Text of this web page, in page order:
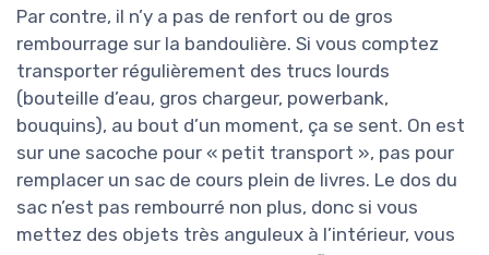
Par contre, il n’y a pas de renfort ou de gros
rembourrage sur la bandoulière. Si vous comptez
transporter régulièrement des trucs lourds
(bouteille d’eau, gros chargeur, powerbank,
bouquins), au bout d’un moment, ça se sent. On est
sur une sacoche pour « petit transport », pas pour
remplacer un sac de cours plein de livres. Le dos du
sac n’est pas rembourré non plus, donc si vous
mettez des objets très anguleux à l’intérieur, vous